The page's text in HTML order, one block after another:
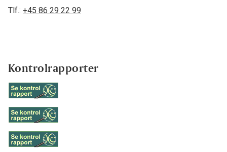
Tlf.: +45 86 29 22 99
Kontrolrapporter